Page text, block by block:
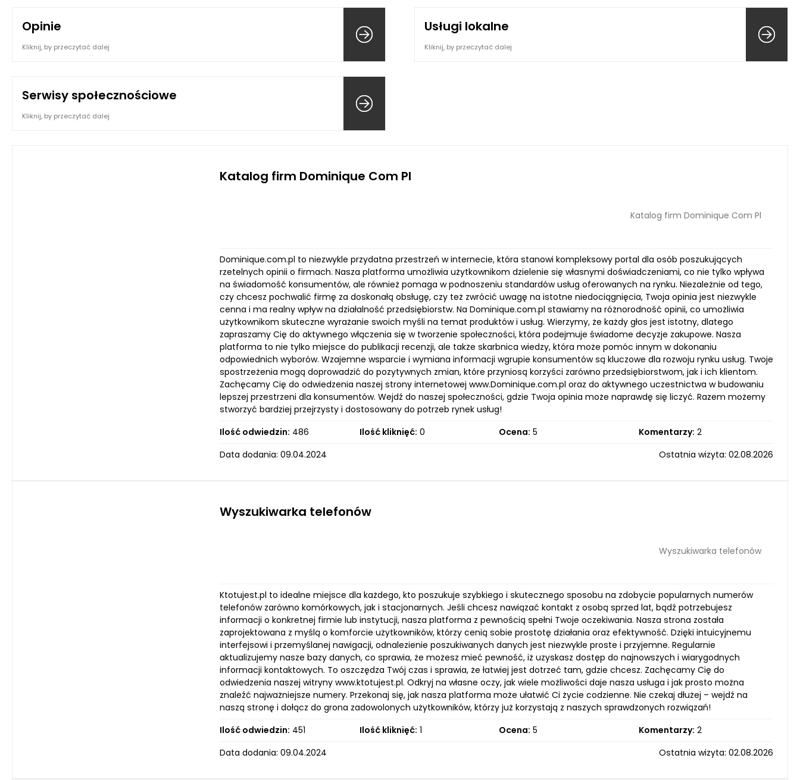
Opinie
Kliknij, by przeczytać dalej
Usługi lokalne
Kliknij, by przeczytać dalej
Serwisy społecznościowe
Kliknij, by przeczytać dalej
Katalog firm Dominique Com Pl
Katalog firm Dominique Com Pl
Dominique.com.pl to niezwykle przydatna przestrzeń w internecie, która stanowi kompleksowy portal dla osób poszukujących
rzetelnych opinii o firmach. Nasza platforma umożliwia użytkownikom dzielenie się własnymi doświadczeniami, co nie tylko wpływa
na świadomość konsumentów, ale również pomaga w podnoszeniu standardów usług oferowanych na rynku. Niezależnie od tego,
czy chcesz pochwalić firmę za doskonałą obsługę, czy też zwrócić uwagę na istotne niedociągnięcia, Twoja opinia jest niezwykle
cenna i ma realny wpływ na działalność przedsiębiorstw. Na Dominique.com.pl stawiamy na różnorodność opinii, co umożliwia
użytkownikom skuteczne wyrażanie swoich myśli na temat produktów i usług. Wierzymy, że każdy głos jest istotny, dlatego
zapraszamy Cię do aktywnego włączenia się w tworzenie społeczności, która podejmuje świadome decyzje zakupowe. Nasza
platforma to nie tylko miejsce do publikacji recenzji, ale także skarbnica wiedzy, która może pomóc innym w dokonaniu
odpowiednich wyborów. Wzajemne wsparcie i wymiana informacji wgrupie konsumentów są kluczowe dla rozwoju rynku usług. Twoje
spostrzeżenia mogą doprowadzić do pozytywnych zmian, które przyniosą korzyści zarówno przedsiębiorstwom, jak i ich klientom.
Zachęcamy Cię do odwiedzenia naszej strony internetowej www.Dominique.com.pl oraz do aktywnego uczestnictwa w budowaniu
lepszej przestrzeni dla konsumentów. Wejdź do naszej społeczności, gdzie Twoja opinia może naprawdę się liczyć. Razem możemy
stworzyć bardziej przejrzysty i dostosowany do potrzeb rynek usług!
Ilość odwiedzin: 486 Ilość kliknięć: 0 Ocena: 5 Komentarzy: 2
Data dodania: 09.04.2024
Ostatnia wizyta: 02.08.2026
Wyszukiwarka telefonów
Wyszukiwarka telefonów
Ktotujest.pl to idealne miejsce dla każdego, kto poszukuje szybkiego i skutecznego sposobu na zdobycie popularnych numerów
telefonów zarówno komórkowych, jak i stacjonarnych. Jeśli chcesz nawiązać kontakt z osobą sprzed lat, bądź potrzebujesz
informacji o konkretnej firmie lub instytucji, nasza platforma z pewnością spełni Twoje oczekiwania. Nasza strona została
zaprojektowana z myślą o komforcie użytkowników, którzy cenią sobie prostotę działania oraz efektywność. Dzięki intuicyjnemu
interfejsowi i przemyślanej nawigacji, odnalezienie poszukiwanych danych jest niezwykle proste i przyjemne. Regularnie
aktualizujemy nasze bazy danych, co sprawia, że możesz mieć pewność, iż uzyskasz dostęp do najnowszych i wiarygodnych
informacji kontaktowych. To oszczędza Twój czas i sprawia, że łatwiej jest dotrzeć tam, gdzie chcesz. Zachęcamy Cię do
odwiedzenia naszej witryny www.ktotujest.pl. Odkryj na własne oczy, jak wiele możliwości daje nasza usługa i jak prosto można
znaleźć najważniejsze numery. Przekonaj się, jak nasza platforma może ułatwić Ci życie codzienne. Nie czekaj dłużej – wejdź na
naszą stronę i dołącz do grona zadowolonych użytkowników, którzy już korzystają z naszych sprawdzonych rozwiązań!
Ilość odwiedzin: 451 Ilość kliknięć: 1 Ocena: 5 Komentarzy: 2
Data dodania: 09.04.2024
Ostatnia wizyta: 02.08.2026